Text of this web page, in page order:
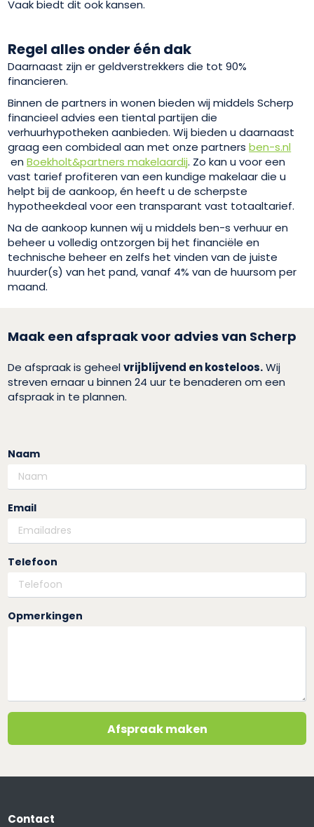
Vaak biedt dit ook kansen.
Regel alles onder één dak
Daarnaast zijn er geldverstrekkers die tot 90%
financieren.
Binnen de partners in wonen bieden wij middels Scherp
financieel advies een tiental partijen die
verhuurhypotheken aanbieden. Wij bieden u daarnaast
graag een combideal aan met onze partnersben-s.nl
enBoekholt&partners makelaardij. Zo kan u voor een
vast tarief profiteren van een kundige makelaar die u
helpt bij de aankoop, én heeft u de scherpste
hypotheekdeal voor een transparant vast totaaltarief.
Na de aankoop kunnen wij u middels ben-s verhuur en
beheer u volledig ontzorgen bij het financiële en
technische beheer en zelfs het vinden van de juiste
huurder(s) van het pand, vanaf 4% van de huursom per
maand.
Maak een afspraak voor advies van Scherp
De afspraak is geheelvrijblijvend en kosteloos.Wij
streven ernaar u binnen 24 uur te benaderen om een
afspraak in te plannen.
Naam
Email
Telefoon
Opmerkingen
Afspraak maken
Contact